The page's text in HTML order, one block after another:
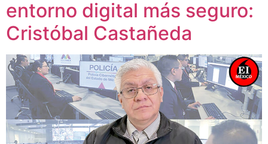
entorno digital más seguro:
Cristóbal Castañeda